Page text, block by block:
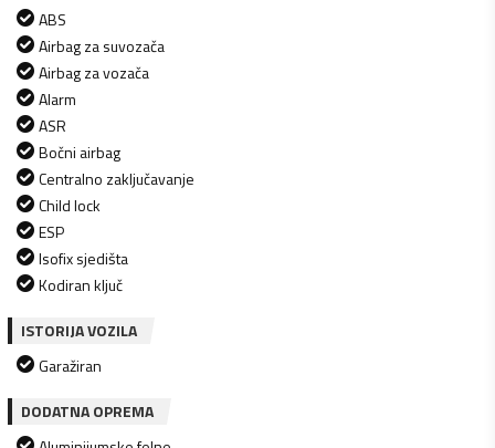
ABS
Airbag za suvozača
Airbag za vozača
Alarm
ASR
Bočni airbag
Centralno zaključavanje
Child lock
ESP
Isofix sjedišta
Kodiran ključ
ISTORIJA VOZILA
Garažiran
DODATNA OPREMA